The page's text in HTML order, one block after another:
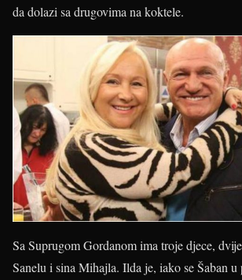
da dolazi sa drugovima na koktele.
Sa Suprugom Gordanom ima troje djece,
Sanelu i sina Mihajla. Ilda je, iako se Šaban